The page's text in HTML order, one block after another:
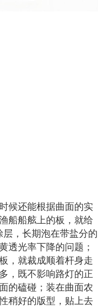
候还能根据曲面的实
船船舷上的板，就给
层，长期泡在带盐分的
透光率下降的问题；
，就裁成顺着杆身走
，既不影响路灯的正
的磕碰；装在曲面农
稍好的版型，贴上去